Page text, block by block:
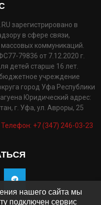
зарегистрировано в
в сфере связи,
коммуникаций.
79836 от 7.12.2020 г.
детей старше 16 лет.
учреждение
город Уфа Республики
Юридический адрес:
г. Уфа, ул. Авроры, 25
+7 (347) 246-03-23
нашего сайта мы
подключен сервис